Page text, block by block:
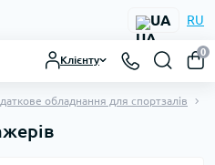
UA RU
Клієнту
0
обладнання для спортзалів